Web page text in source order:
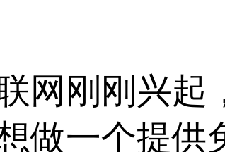
刚兴起，
做一个提供